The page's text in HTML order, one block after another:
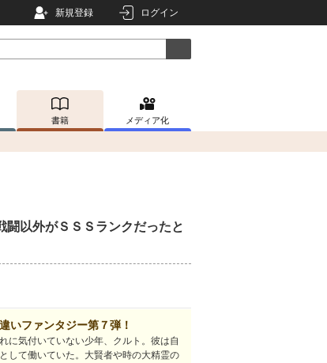
新規登録 ログイン
書籍 メディア化
以外がＳＳＳランクだったと
いファンタジー第７弾！
に気付いていない少年、クルト。彼は自
して働いていた。大賢者や時の大精霊の